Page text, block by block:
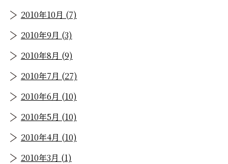
2010年10月 (7)
2010年9月 (3)
2010年8月 (9)
2010年7月 (27)
2010年6月 (10)
2010年5月 (10)
2010年4月 (10)
2010年3月 (1)